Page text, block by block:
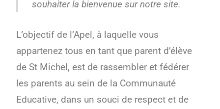
souhaiter la bienvenue sur notre site.
L’objectif de l’Apel, à laquelle vous
appartenez tous en tant que parent d’élève
de St Michel, est de rassembler et fédérer
les parents au sein de la Communauté
Educative, dans un souci de respect et de